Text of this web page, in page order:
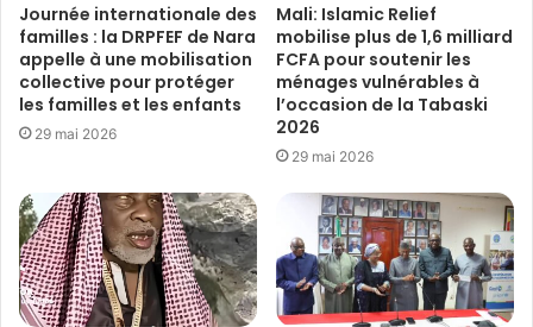
Journée internationale des
familles : la DRPFEF de Nara
appelle à une mobilisation
collective pour protéger
les familles et les enfants
29 mai 2026
Mali: Islamic Relief
mobilise plus de 1,6 milliard
FCFA pour soutenir les
ménages vulnérables à
l’occasion de la Tabaski
2026
29 mai 2026